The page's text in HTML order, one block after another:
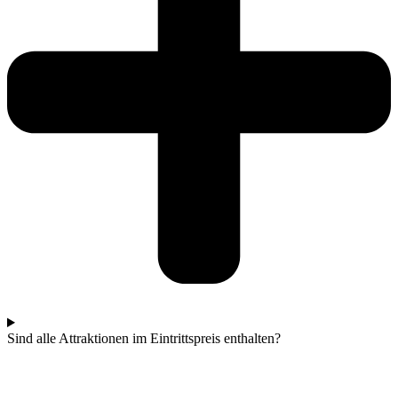
Sind alle Attraktionen im Eintrittspreis enthalten?